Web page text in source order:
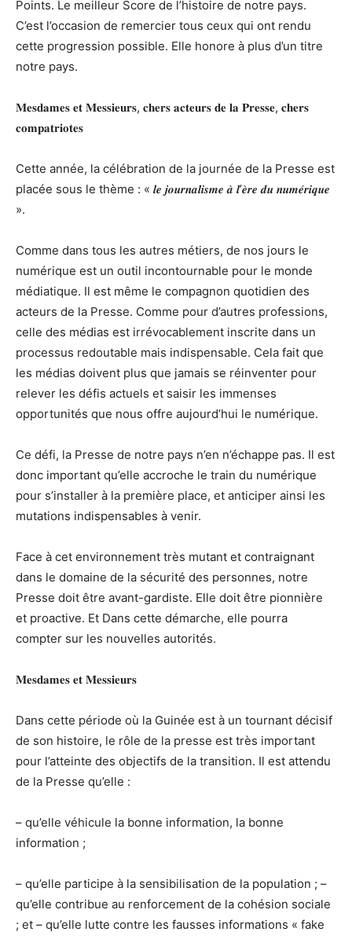
Points. Le meilleur Score de l’histoire de notre pays.
C’est l’occasion de remercier tous ceux qui ont rendu
cette progression possible. Elle honore à plus d’un titre
notre pays.
𝐌𝐞𝐬𝐝𝐚𝐦𝐞𝐬 𝐞𝐭 𝐌𝐞𝐬𝐬𝐢𝐞𝐮𝐫𝐬, 𝐜𝐡𝐞𝐫𝐬 𝐚𝐜𝐭𝐞𝐮𝐫𝐬 𝐝𝐞 𝐥𝐚 𝐏𝐫𝐞𝐬𝐬𝐞, 𝐜𝐡𝐞𝐫𝐬
𝐜𝐨𝐦𝐩𝐚𝐭𝐫𝐢𝐨𝐭𝐞𝐬
Cette année, la célébration de la journée de la Presse est
placée sous le thème : « 𝒍𝒆 𝒋𝒐𝒖𝒓𝒏𝒂𝒍𝒊𝒔𝒎𝒆 𝒂̀ 𝒍’𝒆̀𝒓𝒆 𝒅𝒖 𝒏𝒖𝒎𝒆́𝒓𝒊𝒒𝒖𝒆
».
Comme dans tous les autres métiers, de nos jours le
numérique est un outil incontournable pour le monde
médiatique. Il est même le compagnon quotidien des
acteurs de la Presse. Comme pour d’autres professions,
celle des médias est irrévocablement inscrite dans un
processus redoutable mais indispensable. Cela fait que
les médias doivent plus que jamais se réinventer pour
relever les défis actuels et saisir les immenses
opportunités que nous offre aujourd’hui le numérique.
Ce défi, la Presse de notre pays n’en n’échappe pas. Il est
donc important qu’elle accroche le train du numérique
pour s’installer à la première place, et anticiper ainsi les
mutations indispensables à venir.
Face à cet environnement très mutant et contraignant
dans le domaine de la sécurité des personnes, notre
Presse doit être avant-gardiste. Elle doit être pionnière
et proactive. Et Dans cette démarche, elle pourra
compter sur les nouvelles autorités.
𝐌𝐞𝐬𝐝𝐚𝐦𝐞𝐬 𝐞𝐭 𝐌𝐞𝐬𝐬𝐢𝐞𝐮𝐫𝐬
Dans cette période où la Guinée est à un tournant décisif
de son histoire, le rôle de la presse est très important
pour l’atteinte des objectifs de la transition. Il est attendu
de la Presse qu’elle :
– qu’elle véhicule la bonne information, la bonne
information ;
– qu’elle participe à la sensibilisation de la population ; –
qu’elle contribue au renforcement de la cohésion sociale
; et – qu’elle lutte contre les fausses informations « fake